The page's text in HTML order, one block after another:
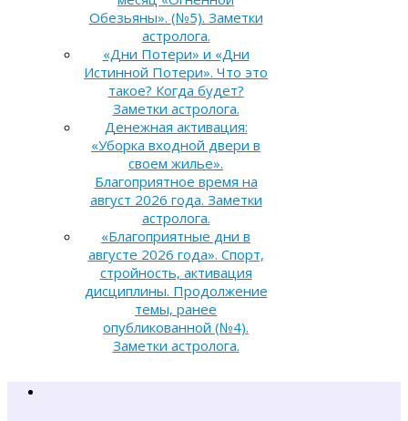
Обезьяны». (№5). Заметки
астролога.
«Дни Потери» и «Дни
Истинной Потери». Что это
такое? Когда будет?
Заметки астролога.
Денежная активация:
«Уборка входной двери в
своем жилье».
Благоприятное время на
август 2026 года. Заметки
астролога.
«Благоприятные дни в
августе 2026 года». Спорт,
стройность, активация
дисциплины. Продолжение
темы, ранее
опубликованной (№4).
Заметки астролога.